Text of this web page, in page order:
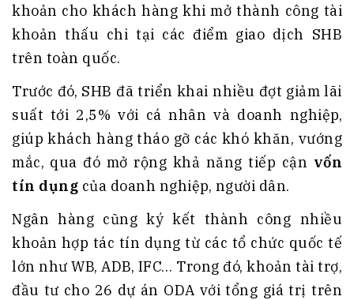
khoản cho khách hàng khi mở thành công tài
khoản thấu chi tại các điểm giao dịch SHB
trên toàn quốc.
Trước đó, SHB đã triển khai nhiều đợt giảm lãi
suất tới 2,5% với cá nhân và doanh nghiệp,
giúp khách hàng tháo gỡ các khó khăn, vướng
mắc, qua đó mở rộng khả năng tiếp cận vốn
tín dụng của doanh nghiệp, người dân.
Ngân hàng cũng ký kết thành công nhiều
khoản hợp tác tín dụng từ các tổ chức quốc tế
lớn như WB, ADB, IFC… Trong đó, khoản tài trợ,
đầu tư cho 26 dự án ODA với tổng giá trị trên